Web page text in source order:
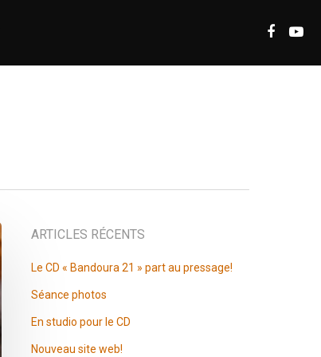
ARTICLES RÉCENTS
Le CD « Bandoura 21 » part au pressage!
Séance photos
En studio pour le CD
Nouveau site web!